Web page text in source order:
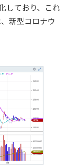
しており、これ
新型コロナウ